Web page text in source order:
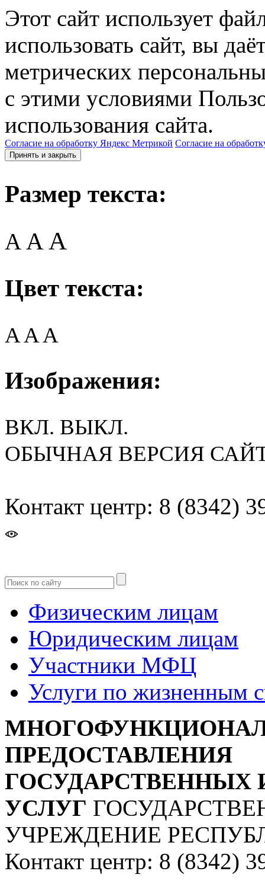
Этот сайт использует
использовать сайт, вы
метрических
с этими условиями
использования сайта.
Согласие на обработку Яндекс Метрикой Согласие на
Принять и закрыть
Размер текста:
A AA
Цвет текста:
AAA
Изображения:
ВКЛ. ВЫКЛ.
ОБЫЧНАЯ ВЕРСИЯ
Контакт центр: 8 (8342)
Физическим лицам
Юридическим лицам
Участники МФЦ
Услуги по жизненным
ПРЕДОСТАВЛЕНИЯ
УСЛУГ
УЧРЕЖДЕНИЕ
Контакт центр: 8 (8342)